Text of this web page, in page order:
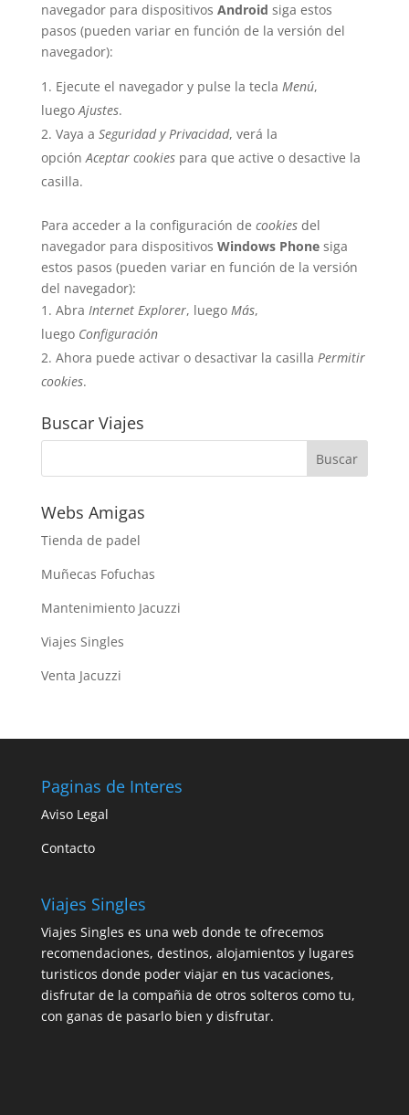
navegador para dispositivos Android siga estos
pasos (pueden variar en función de la versión del
navegador):
Ejecute el navegador y pulse la tecla Menú,
luegoAjustes.
Vaya a Seguridad y Privacidad, verá la
opciónAceptar cookiespara que active o desactive la
casilla.
Para acceder a la configuración de cookiesdel
navegador para dispositivos Windows Phonesiga
estos pasos (pueden variar en función de la versión
del navegador):
Abra Internet Explorer, luego Más,
luego Configuración
Ahora puede activar o desactivar la casilla Permitir
cookies.
Buscar Viajes
Webs Amigas
Tienda de padel
Muñecas Fofuchas
Mantenimiento Jacuzzi
Viajes Singles
Venta Jacuzzi
Paginas de Interes
Aviso Legal
Contacto
Viajes Singles
Viajes Singles es una web donde te ofrecemos
recomendaciones, destinos, alojamientos y lugares
turisticos donde poder viajar en tus vacaciones,
disfrutar de la compañia de otros solteros como tu,
con ganas de pasarlo bien y disfrutar.